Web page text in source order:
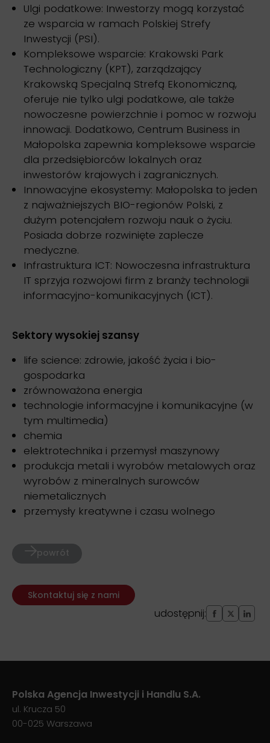
Ulgi podatkowe: Inwestorzy mogą korzystać
ze wsparcia w ramach Polskiej Strefy
Inwestycji (PSI).
Kompleksowe wsparcie: Krakowski Park
Technologiczny (KPT), zarządzający
Krakowską Specjalną Strefą Ekonomiczną,
oferuje nie tylko ulgi podatkowe, ale także
nowoczesne powierzchnie i pomoc w rozwoju
innowacji. Dodatkowo, Centrum Business in
Małopolska zapewnia kompleksowe wsparcie
dla przedsiębiorców lokalnych oraz
inwestorów krajowych i zagranicznych.
Innowacyjne ekosystemy: Małopolska to jeden
z najważniejszych BIO-regionów Polski, z
dużym potencjałem rozwoju nauk o życiu.
Posiada dobrze rozwinięte zaplecze
medyczne.
Infrastruktura ICT: Nowoczesna infrastruktura
IT sprzyja rozwojowi firm z branży technologii
informacyjno-komunikacyjnych (ICT).
Sektory wysokiej szansy
life science: zdrowie, jakość życia i bio-
gospodarka
zrównoważona energia
technologie informacyjne i komunikacyjne (w
tym multimedia)
chemia
elektrotechnika i przemysł maszynowy
produkcja metali i wyrobów metalowych oraz
wyrobów z mineralnych surowców
niemetalicznych
przemysły kreatywne i czasu wolnego
powrót
Skontaktuj się z nami
udostępnij:
Polska Agencja Inwestycji i Handlu S.A.
ul. Krucza 50
00-025 Warszawa